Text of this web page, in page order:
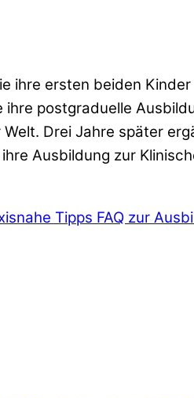
ihre ersten beiden
postgraduelle
Drei Jahre später
Ausbildung zur
Tipps FAQ zur